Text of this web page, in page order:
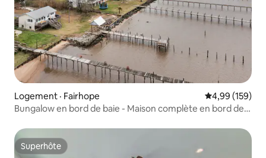
Logement · Fairhope Note
4,99 (159)
Bungalow en bord de baie - Maison complète en bord de
Superhôte
Superhôte